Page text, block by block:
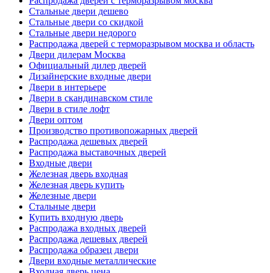
Стальные двери дешево
Стальные двери со скидкой
Стальные двери недорого
Распродажа дверей с терморазрывом москва и область
Двери дилерам Москва
Официальный дилер дверей
Дизайнерские входные двери
Двери в интерьере
Двери в скандинавском стиле
Двери в стиле лофт
Двери оптом
Производство противопожарных дверей
Распродажа дешевых дверей
Распродажа выставочных дверей
Входные двери
Железная дверь входная
Железная дверь купить
Железные двери
Стальные двери
Купить входную дверь
Распродажа входных дверей
Распродажа дешевых дверей
Распродажа образец двери
Двери входные металлические